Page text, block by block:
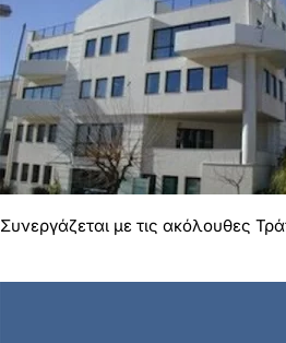
Συνεργάζεται με τις ακόλουθες